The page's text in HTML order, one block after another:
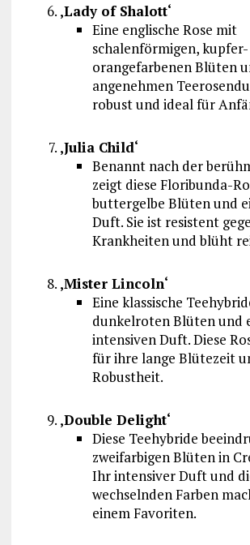
‚Lady of Shalott‘
Eine englische Rose mit
schalenförmigen, kupfer-
orangefarbenen Blüten
angenehmen
robust und ideal für
‚Julia Child‘
Benannt nach der
zeigt diese Floribunda-
buttergelbe Blüten und
Duft. Sie ist resistent
Krankheiten und blüht
‚Mister Lincoln‘
Eine klassische
dunkelroten Blüten und
intensiven Duft. Diese
für ihre lange Blütezeit
Robustheit.
‚Double Delight‘
Diese Teehybride
zweifarbigen Blüten in
Ihr intensiver Duft und
wechselnden Farben
einem Favoriten.